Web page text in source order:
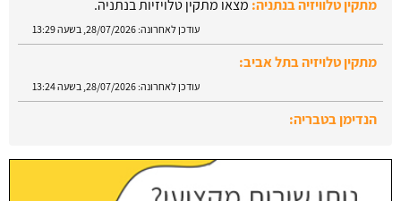
עודכן לאחרונה: 28/07/2026, בשעה 13:29
מתקין טלויזיה בתל אביב:
הנדימן בטבריה: